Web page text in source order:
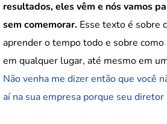
resultados, eles vêm e nós vamos
sem comemorar. Esse texto é sobre
aprender o tempo todo e sobre
em qualquer lugar, até mesmo em
Não venha me dizer então que você
aí na sua empresa porque seu diretor